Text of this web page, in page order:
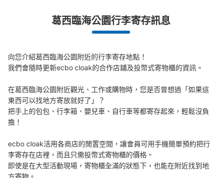
可保管的行李數
大的:2/ ¥700中等的:6/ ¥500 小的
付款方式
現金, ICカード
查看此投幣式儲物櫃的位置
發生行李破損、被偷等狀況時安心有保障
葛西臨海公園行李寄存訊息
向您介紹葛西臨海公園附近的行李寄存地點！
我們會隨時更新ecbo cloak的合作店鋪及投幣式寄物櫃的資訊。
在葛西臨海公園附近觀光、工作或購物時，您是否曾想過「如果這
東西可以找地方寄放就好了」？
把手上的包包、行李箱、嬰兒車、自行車等都寄存起來，輕鬆沒負
擔！
ecbo cloak活用各商店的閒置空間，讓會員可用手機簡單預約把行
李寄存在店裡，而且只需投幣式寄物櫃的價格。
即使是在大型活動現場，寄物櫃全滿的狀態下，也能在附近找到地